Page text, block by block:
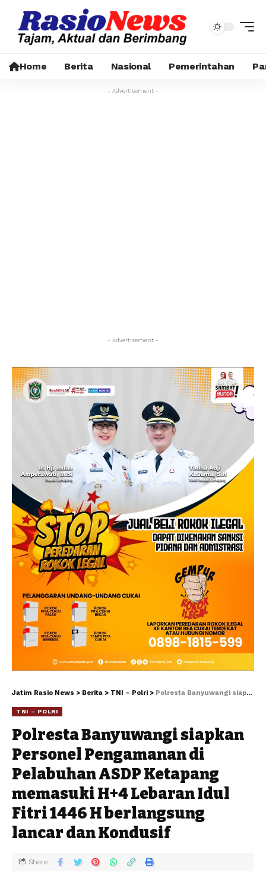
Home Berita Nasional Pemerintahan
- Advertisement -
- Advertisement -
Jatim Rasio News > Berita > TNI – Polri > Polresta Banyuwangi siapkan Personel Pengamanan di Pelabuhan ASDP Ketapang memasuki H+4 Lebaran Idul Fitri 1446 H berlangsung lancar dan Kondusif
TNI – POLRI
Polresta Banyuwangi siapkan
Personel Pengamanan di
Pelabuhan ASDP Ketapang
memasuki H+4 Lebaran Idul
Fitri 1446 H berlangsung
lancar dan Kondusif
Share